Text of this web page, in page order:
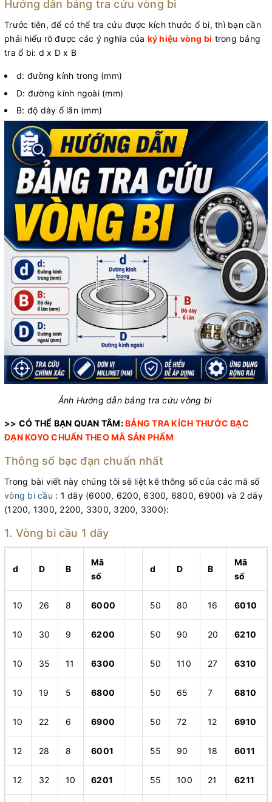
Hướng dẫn bảng tra cứu vòng bi
Trước tiên, để có thể tra cứu được kích thước ổ bi, thì bạn cần
phải hiểu rõ được các ý nghĩa của ký hiệu vòng bi trong bảng
tra ổ bi: d x D x B
d: đường kính trong (mm)
D: đường kính ngoài (mm)
B: độ dày ổ lăn (mm)
Ảnh Hướng dẫn bảng tra cứu vòng bi
>> CÓ THỂ BẠN QUAN TÂM:BẢNG TRA KÍCH THƯỚC BẠC
ĐẠN KOYOCHUẨN THEO MÃ SẢN PHẨM
Thông số bạc đạn chuẩn nhất
Trong bài viết này chúng tôi sẽ liệt kê thông số của các mã số
vòng bi cầu : 1 dãy (6000, 6200, 6300, 6800, 6900) và 2 dãy
(1200, 1300, 2200, 3300, 3200, 3300):
1. Vòng bi cầu 1 dãy
d D B
Mã
số
d D B
Mã
số
10 26 8 6000 50 80 16 6010
10 30 9 6200 50 90 20 6210
10 35 11 6300 50 110 27 6310
10 19 5 6800 50 65 7 6810
10 22 6 6900 50 72 12 6910
12 28 8 6001 55 90 18 6011
12 32 10 6201 55 100 21 6211